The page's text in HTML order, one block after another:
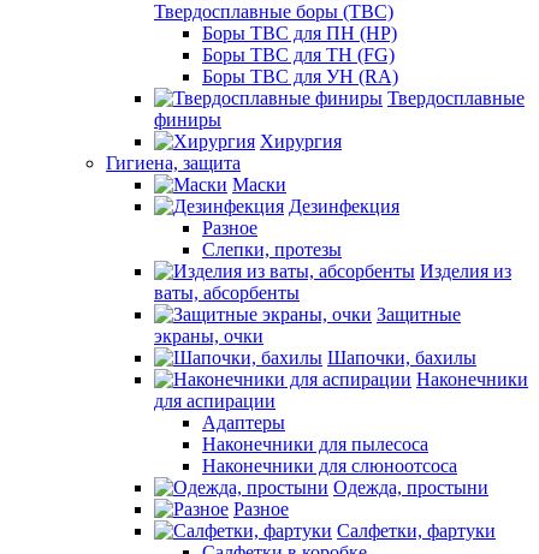
Твердосплавные боры (ТВС)
Боры ТВС для ПН (HP)
Боры ТВС для ТН (FG)
Боры ТВС для УН (RA)
Твердосплавные
финиры
Хирургия
Гигиена, защита
Маски
Дезинфекция
Разное
Слепки, протезы
Изделия из
ваты, абсорбенты
Защитные
экраны, очки
Шапочки, бахилы
Наконечники
для аспирации
Адаптеры
Наконечники для пылесоса
Наконечники для слюноотсоса
Одежда, простыни
Разное
Салфетки, фартуки